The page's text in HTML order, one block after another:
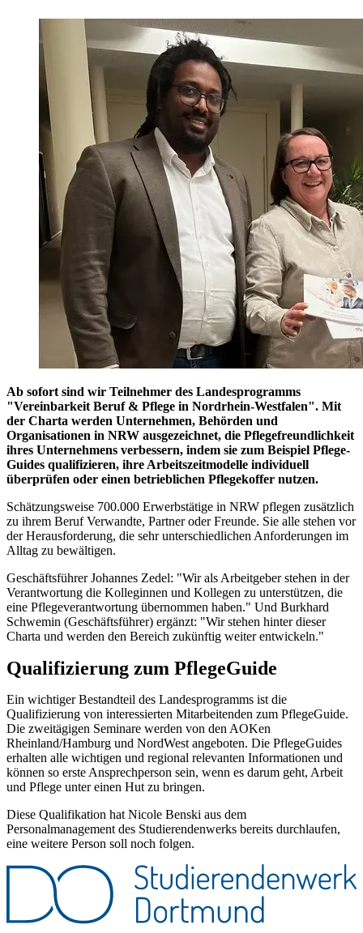
Ab sofort sind wir Teilnehmer des Landesprogramms
"Vereinbarkeit Beruf & Pflege in Nordrhein-Westfalen". Mit
der Charta werden Unternehmen, Behörden und
Organisationen in NRW ausgezeichnet, die Pflegefreundlichkeit
ihres Unternehmens verbessern, indem sie zum Beispiel Pflege-
Guides qualifizieren, ihre Arbeitszeitmodelle individuell
überprüfen oder einen betrieblichen Pflegekoffer nutzen.
Schätzungsweise 700.000 Erwerbstätige in NRW pflegen zusätzlich
zu ihrem Beruf Verwandte, Partner oder Freunde. Sie alle stehen vor
der Herausforderung, die sehr unterschiedlichen Anforderungen im
Alltag zu bewältigen.
Geschäftsführer Johannes Zedel: "Wir als Arbeitgeber stehen in der
Verantwortung die Kolleginnen und Kollegen zu unterstützen, die
eine Pflegeverantwortung übernommen haben." Und Burkhard
Schwemin (Geschäftsführer) ergänzt: "Wir stehen hinter dieser
Charta und werden den Bereich zukünftig weiter entwickeln."
Qualifizierung zum PflegeGuide
Ein wichtiger Bestandteil des Landesprogramms ist die
Qualifizierung von interessierten Mitarbeitenden zum PflegeGuide.
Die zweitägigen Seminare werden von den AOKen
Rheinland/Hamburg und NordWest angeboten. Die PflegeGuides
erhalten alle wichtigen und regional relevanten Informationen und
können so erste Ansprechperson sein, wenn es darum geht, Arbeit
und Pflege unter einen Hut zu bringen.
Diese Qualifikation hat Nicole Benski aus dem
Personalmanagement des Studierendenwerks bereits durchlaufen,
eine weitere Person soll noch folgen.